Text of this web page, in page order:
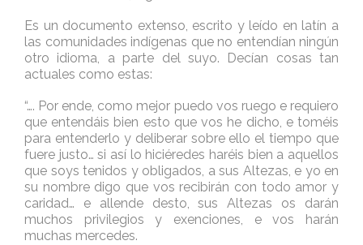
Es un documento extenso, escrito y leído en latín a
las comunidades indígenas que no entendían ningún
otro idioma, a parte del suyo. Decían cosas tan
actuales como estas:
“…. Por ende, como mejor puedo vos ruego e requiero
que entendáis bien esto que vos he dicho, e toméis
para entenderlo y deliberar sobre ello el tiempo que
fuere justo… si así lo hiciéredes haréis bien a aquellos
que soys tenidos y obligados, a sus Altezas, e yo en
su nombre digo que vos recibirán con todo amor y
caridad… e allende desto, sus Altezas os darán
muchos privilegios y exenciones, e vos harán
muchas mercedes.